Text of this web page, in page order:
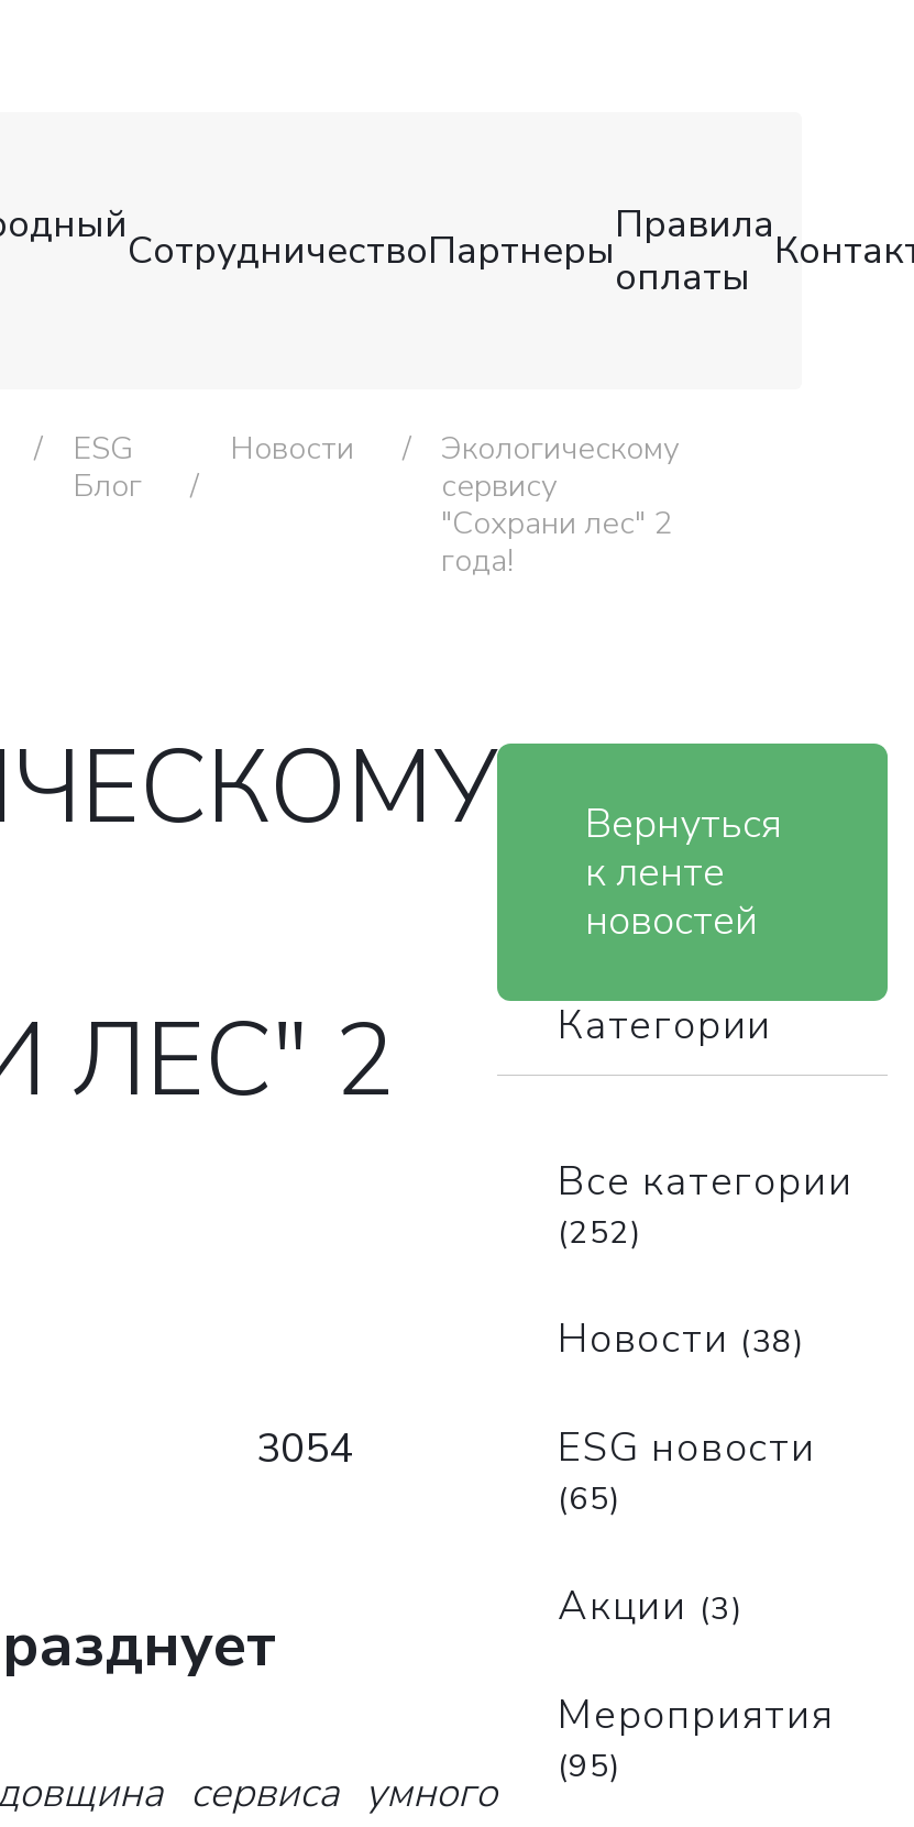
СотрудничествоПартнеры
Правила
оплаты
ESG
Блог
Новости
Экологическому
сервису
"Сохрани лес" 2
года!
ЛЕС" 2
3054
сервиса умного
Вернуться
к ленте
новостей
Категории
Все категории
(252)
Новости (38)
ESG новости
(65)
Акции (3)
Мероприятия
(95)